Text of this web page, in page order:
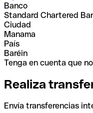
Banco
Standard Chartered
Ciudad
Manama
País
Baréin
Tenga en cuenta que
Realiza
Envía transferencias